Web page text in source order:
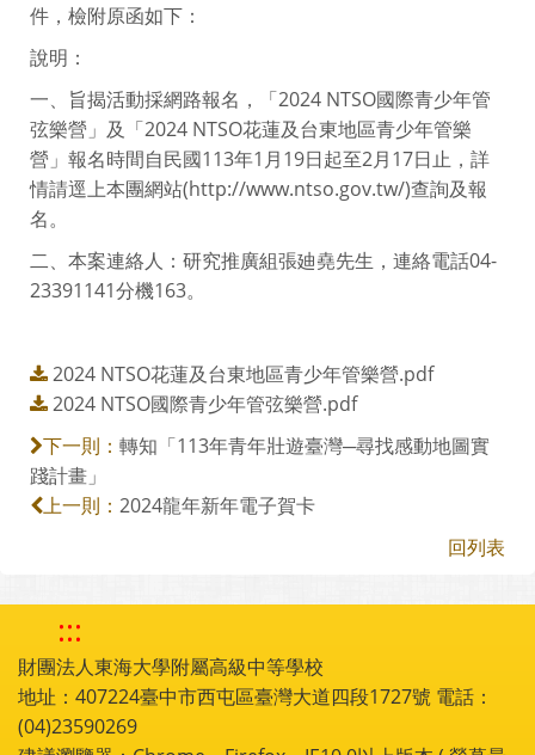
件，檢附原函如下：
說明：
一、旨揭活動採網路報名，「2024 NTSO國際青少年管
弦樂營」及「2024 NTSO花蓮及台東地區青少年管樂
營」報名時間自民國113年1月19日起至2月17日止，詳
情請逕上本團網站(http://www.ntso.gov.tw/)查詢及報
名。
二、本案連絡人：研究推廣組張廸堯先生，連絡電話04-
23391141分機163。
2024 NTSO花蓮及台東地區青少年管樂營.pdf
2024 NTSO國際青少年管弦樂營.pdf
下一則： 轉知「113年青年壯遊臺灣─尋找感動地圖實
踐計畫」
上一則： 2024龍年新年電子賀卡
回列表
:::
財團法人東海大學附屬高級中等學校
地址：407224臺中市西屯區臺灣大道四段1727號 電話：
(04)23590269